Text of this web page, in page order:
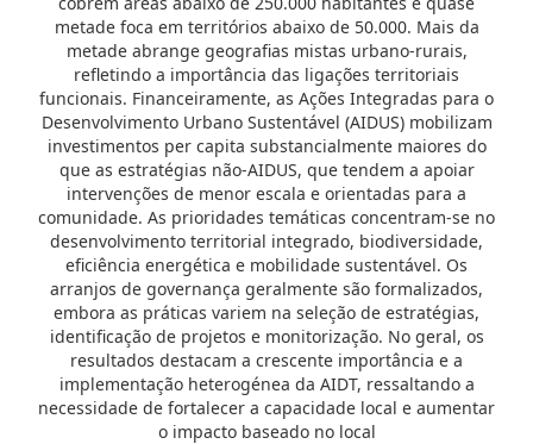
metade foca em territórios abaixo de 50.000. Mais da
metade abrange geografias mistas urbano-rurais,
refletindo a importância das ligações territoriais
funcionais. Financeiramente, as Ações Integradas para o
Desenvolvimento Urbano Sustentável (AIDUS) mobilizam
investimentos per capita substancialmente maiores do
que as estratégias não-AIDUS, que tendem a apoiar
intervenções de menor escala e orientadas para a
comunidade. As prioridades temáticas concentram-se no
desenvolvimento territorial integrado, biodiversidade,
eficiência energética e mobilidade sustentável. Os
arranjos de governança geralmente são formalizados,
embora as práticas variem na seleção de estratégias,
identificação de projetos e monitorização. No geral, os
resultados destacam a crescente importância e a
implementação heterogénea da AIDT, ressaltando a
necessidade de fortalecer a capacidade local e aumentar
o impacto baseado no local